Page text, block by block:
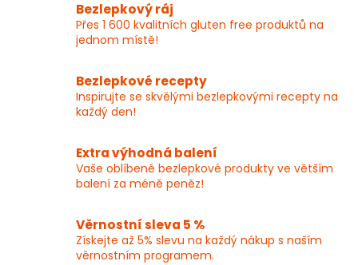
Bezlepkový ráj
Přes 1 600 kvalitních gluten free produktů na
jednom místě!
Bezlepkové recepty
Inspirujte se skvělými bezlepkovými recepty na
každý den!
Extra výhodná balení
Vaše oblíbené bezlepkové produkty ve větším
balení za méně peněz!
Věrnostní sleva 5 %
Získejte až 5% slevu na každý nákup s naším
věrnostním programem.